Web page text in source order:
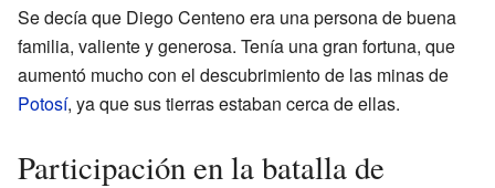
Se decía que Diego Centeno era una persona de buena
familia, valiente y generosa. Tenía una gran fortuna, que
aumentó mucho con el descubrimiento de las minas de
Potosí, ya que sus tierras estaban cerca de ellas.
Participación en la batalla de